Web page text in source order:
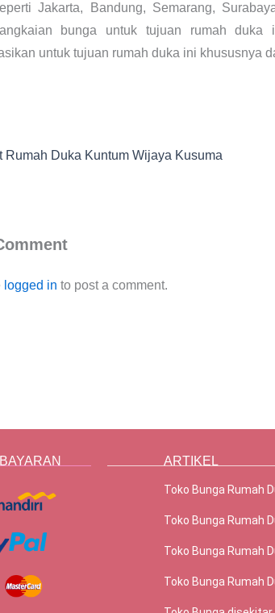
Jakarta, Bandung, Semarang,
bunga untuk tujuan rumah
untuk tujuan rumah duka ini khususnya
Rumah Duka Kuntum Wijaya Kusuma
logged in to post a comment.
ARTIKEL
Toko Bunga Rumah
Toko Bunga Rumah
Toko Bunga Rumah
Toko Bunga Rumah